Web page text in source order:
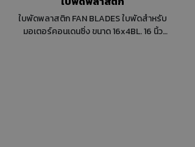
ใบพัดพลาสติก FAN BLADES ใบพัดสำหรับ
มอเตอร์คอนเดนซิ่ง ขนาด 16x4BL. 16 นิ้ว